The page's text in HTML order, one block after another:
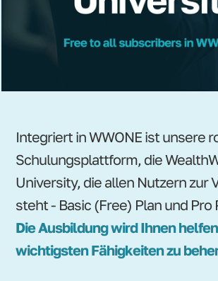
Integriert in WWONE ist unsere
Schulungsplattform, die
University, die allen Nutzern zur
steht - Basic (Free) Plan und Pro
Die Ausbildung wird Ihnen
wichtigsten Fähigkeiten zu